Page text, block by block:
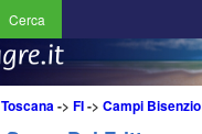
Cerca
Toscana-> FI-> Campi Bisenzio